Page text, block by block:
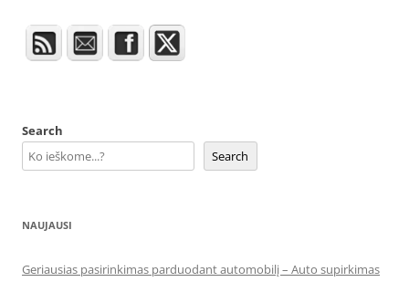
Search
Search
NAUJAUSI
Geriausias pasirinkimas parduodant automobilį – Auto supirkimas